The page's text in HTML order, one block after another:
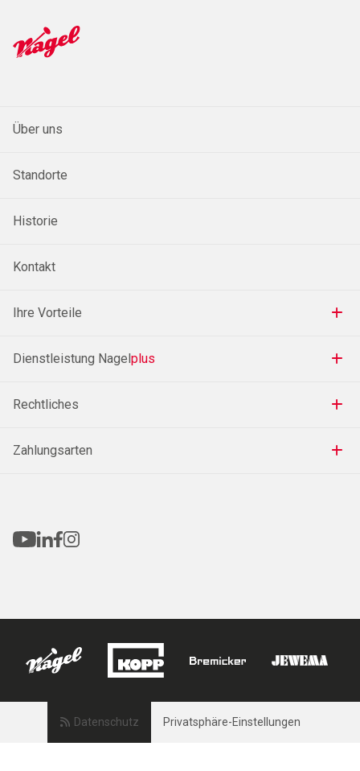
Über uns
Standorte
Historie
Kontakt
Ihre Vorteile
Dienstleistung Nagelplus
Rechtliches
Zahlungsarten
Datenschutz Privatsphäre-Einstellungen